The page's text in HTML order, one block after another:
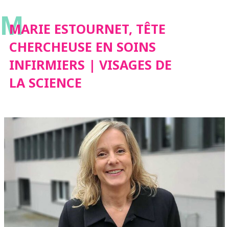
M
MARIE ESTOURNET, TÊTE
CHERCHEUSE EN SOINS
INFIRMIERS | VISAGES DE
LA SCIENCE